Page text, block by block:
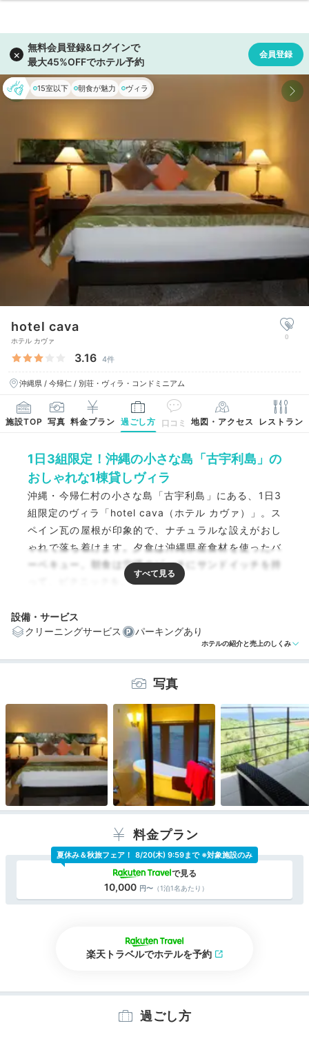
15室以下 朝食が魅力 ヴィラ
hotel cava
ホテル カヴァ
3.16 4件
沖縄県 / 今帰仁 / 別荘・ヴィラ・コンドミニアム
0
施設TOP 写真 料金プラン 過ごし方 口コミ 地図・アクセス レストラン
1日3組限定！沖縄の小さな島「古宇利島」の
おしゃれな1棟貸しヴィラ
沖縄・今帰仁村の小さな島「古宇利島」にある、1日3
組限定のヴィラ「hotel cava（ホテル カヴァ）」。ス
ペイン瓦の屋根が印象的で、ナチュラルな設えがおし
ゃれで落ち着けます。夕食は沖縄県産食材を使ったバ
ーベキュー。朝食は穴場のビーチにサンドイッチを持
って、ピクニックを。
1日3組限定の宿泊。全室プライベートに配慮したヴィラ
朝食は美味しいサンドイッチ♪ビーチでかわいいピクニッ
ク
ティーヌ浜とトケイ浜の近く。宿から徒歩5分圏内に天然
のビーチ
設備・サービス
クリーニングサービス
パーキングあり
ホテルの紹介と売上のしくみ
写真
料金プラン
10,000 （1泊1名あたり）
夏休み＆秋旅フェア！ 8/20(木) 9:59まで ※対象施設のみ
楽天トラベルでホテルを予約
過ごし方